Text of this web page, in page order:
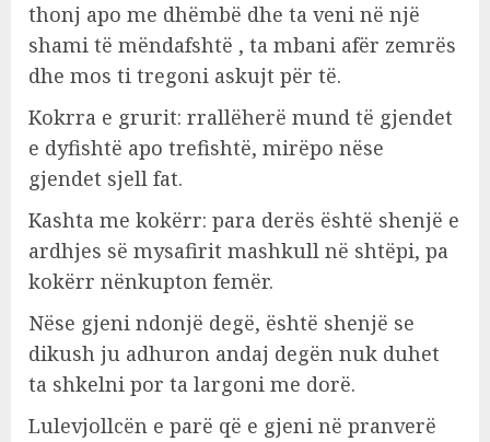
thonj apo me dhëmbë dhe ta veni në një
shami të mëndafshtë , ta mbani afër zemrës
dhe mos ti tregoni askujt për të.
Kokrra e grurit: rrallëherë mund të gjendet
e dyfishtë apo trefishtë, mirëpo nëse
gjendet sjell fat.
Kashta me kokërr: para derës është shenjë e
ardhjes së mysafirit mashkull në shtëpi, pa
kokërr nënkupton femër.
Nëse gjeni ndonjë degë, është shenjë se
dikush ju adhuron andaj degën nuk duhet
ta shkelni por ta largoni me dorë.
Lulevjollcën e parë që e gjeni në pranverë